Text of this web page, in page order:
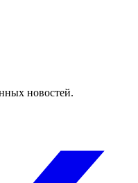
новостей.